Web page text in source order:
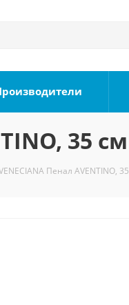
35 см
Пенал AVENTINO,